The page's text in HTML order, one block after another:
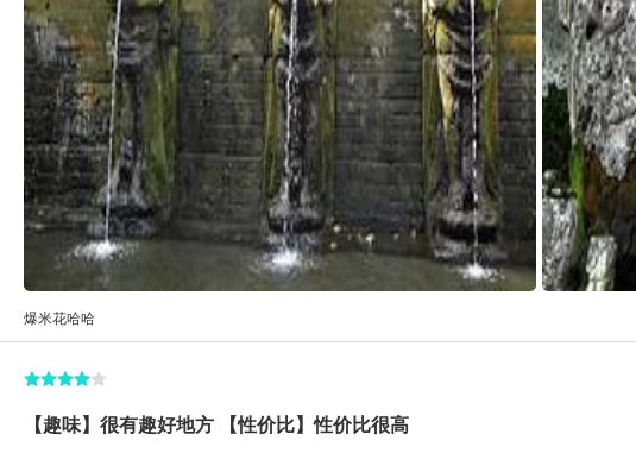
爆米花哈哈
【趣味】很有趣好地方 【性价比】性价比很高